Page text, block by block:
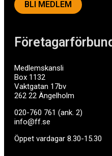
Medlemskansli
Box 1132
Vaktgatan 17bv
262 22 Ängelholm
020-760 761 (ank. 2)
info@ff.se
Öppet vardagar 8.30-15.30
BLI MEDLEM